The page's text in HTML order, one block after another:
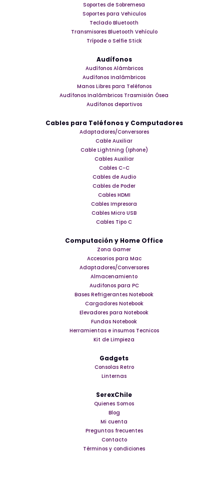
Soportes de Sobremesa
Soportes para Vehiculos
Teclado Bluetooth
Transmisores Bluetooth Vehículo
Trípode o Selfie Stick
Audífonos
Audífonos Alámbricos
Audífonos Inalámbricos
Manos Libres para Teléfonos
Audífonos Inalámbricos Trasmisión Ósea
Audífonos deportivos
Cables para Teléfonos y Computadores
Adaptadores/Conversores
Cable Auxiliar
Cable Lightning (Iphone)
Cables Auxiliar
Cables C-C
Cables de Audio
Cables de Poder
Cables HDMI
Cables Impresora
Cables Micro USB
Cables Tipo C
Computación y Home Office
Zona Gamer
Accesorios para Mac
Adaptadores/Conversores
Almacenamiento
Audifonos para PC
Bases Refrigerantes Notebook
Cargadores Notebook
Elevadores para Notebook
Fundas Notebook
Herramientas e insumos Tecnicos
Kit de Limpieza
Gadgets
Consolas Retro
Linternas
SerexChile
Quienes Somos
Blog
Mi cuenta
Preguntas frecuentes
Contacto
Términos y condiciones